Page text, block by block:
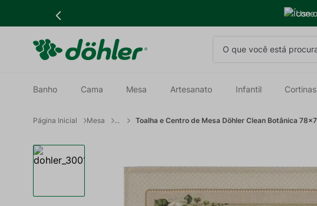
Use
Banho Cama Mesa Artesanato Infantil Cortinas
Mesa Toalha e Centro de Mesa Döhler Clean Botânica